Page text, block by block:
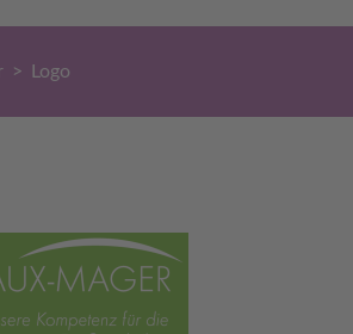
Mager
Dorothée Laux-Mager
> Logo